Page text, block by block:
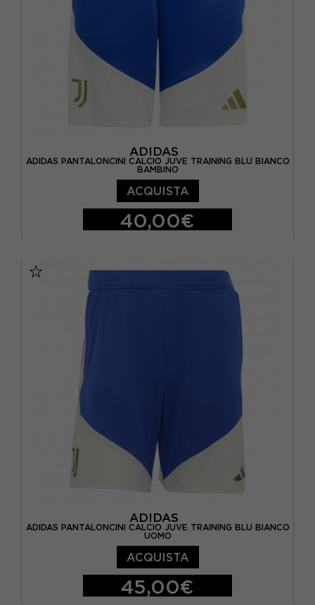
ADIDAS
ADIDAS PANTALONCINI CALCIO JUVE TRAINING BLU BIANCO
BAMBINO
ACQUISTA
40,00€
ADIDAS
ADIDAS PANTALONCINI CALCIO JUVE TRAINING BLU BIANCO
UOMO
ACQUISTA
45,00€